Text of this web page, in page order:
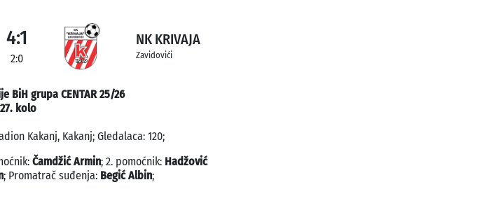
4:1
2:0
NK KRIVAJA
Zavidovići
BiH grupa CENTAR 25/26
27. kolo
Kakanj, Kakanj; Gledalaca: 120;
Čamdžić Armin; 2. pomoćnik: Hadžović
; Promatrač suđenja: Begić Albin;